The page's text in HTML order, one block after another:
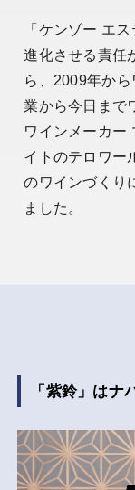
「ケンゾー エ
進化させる責任
ら、2009年か
業から今日まで
ワインメーカー
イトのテロワー
のワインづくり
ました。
「紫鈴」はナ